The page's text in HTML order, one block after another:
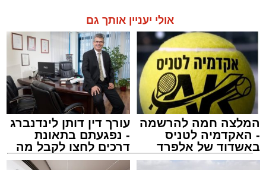
אולי יעניין אותך גם
המלצה חמה להרשמה
- האקדמיה לטניס
באשדוד של אלפרד
קריאולנסקי - לילדים
עורך דין דותן לינדנברג
- נפגעתם בתאונת
דרכים לחצו לקבל מה
שמגיע לכם